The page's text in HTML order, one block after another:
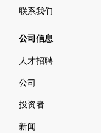
联系我们
公司信息
人才招聘
公司
投资者
新闻